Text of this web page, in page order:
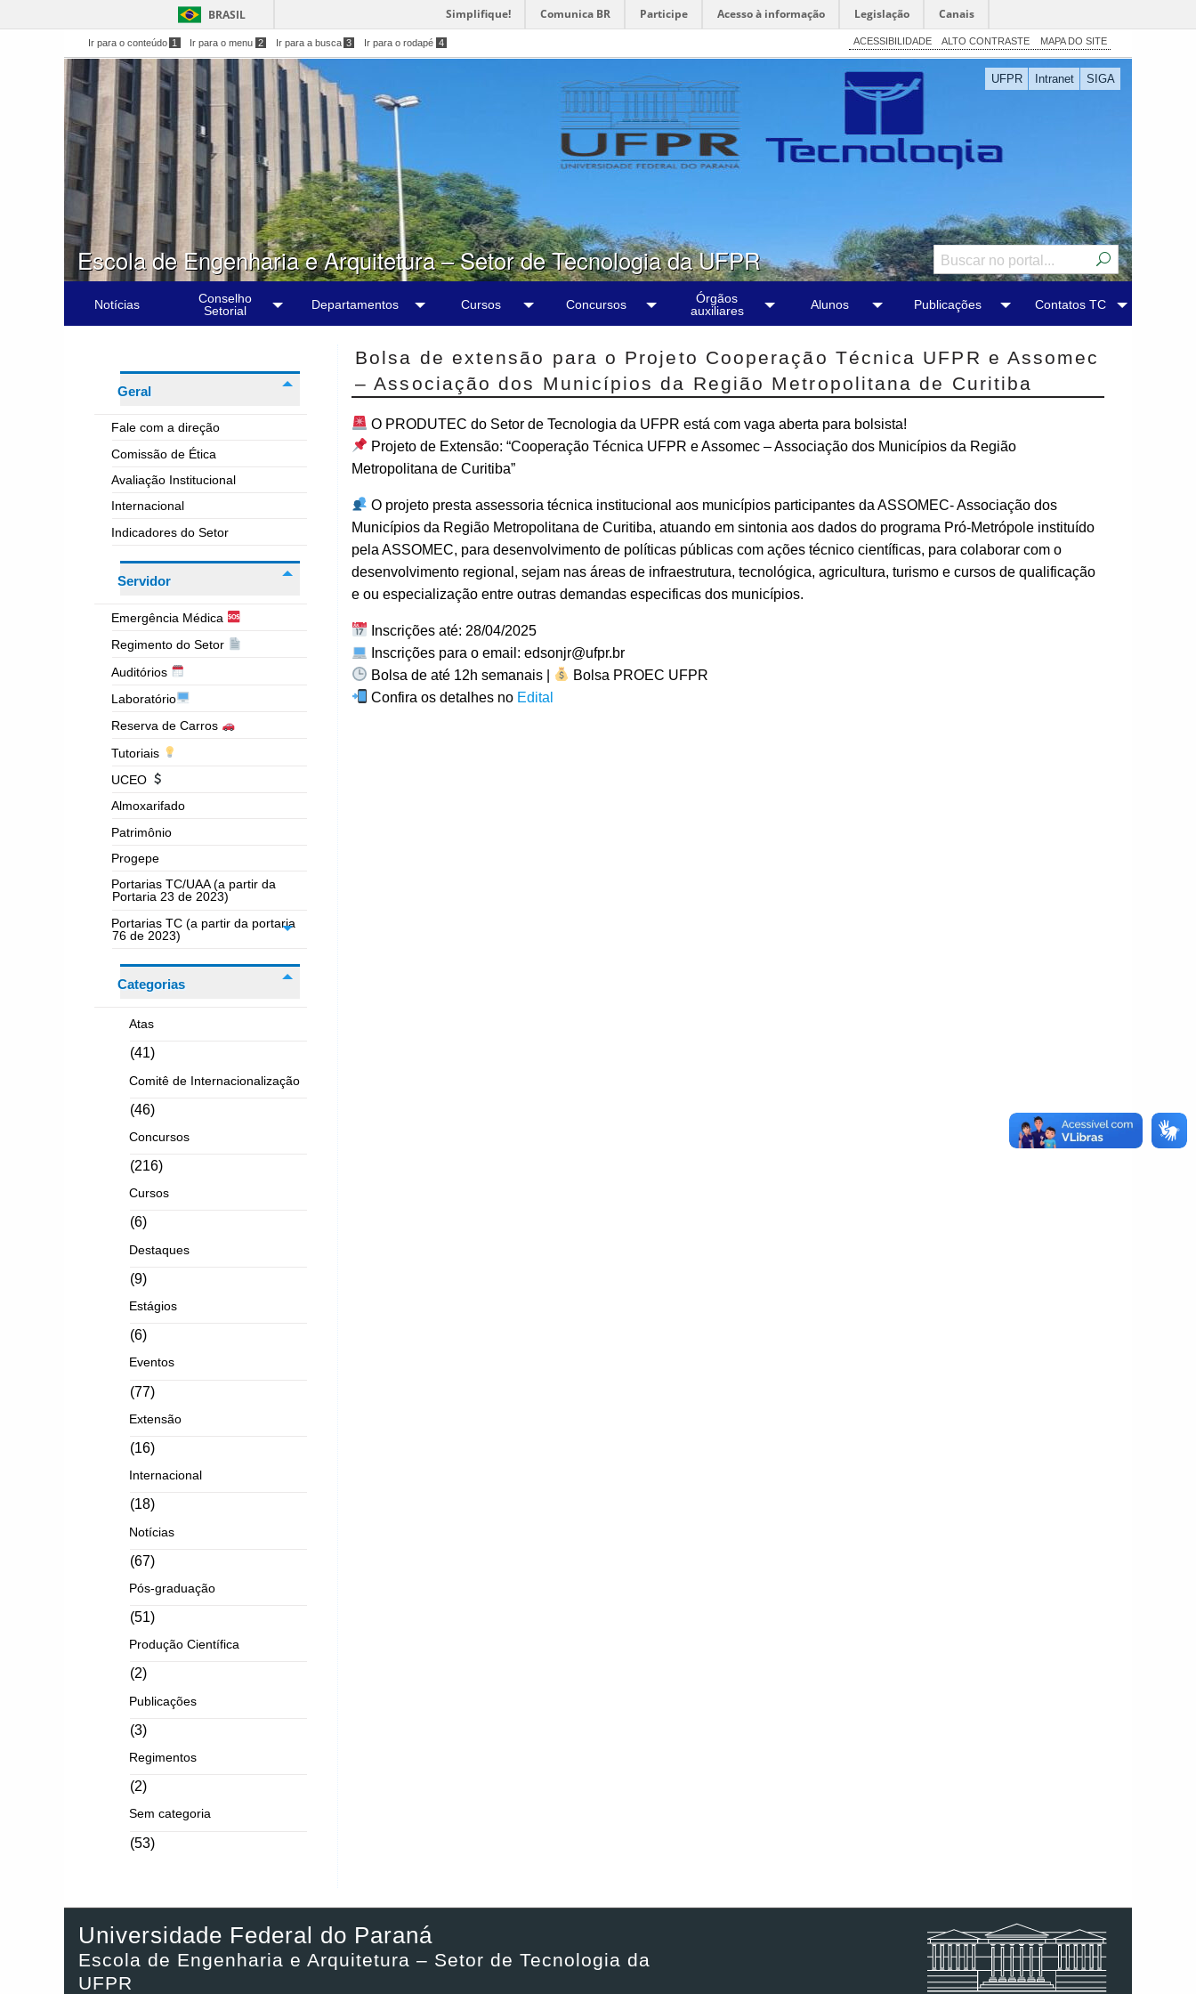
BRASIL Simplifique! Comunica BR Participe Acesso à informação Legislação Canais
Ir para o conteúdo 1 Ir para o menu 2 Ir para a busca 3 Ir para o rodapé 4 ACESSIBILIDADE ALTO CONTRASTE MAPA DO SITE
UFPR Intranet SIGA
Escola de Engenharia e Arquitetura – Setor de Tecnologia da UFPR
Notícias
Conselho
Setorial
Departamentos Cursos Concursos
Órgãos
auxiliares
Alunos Publicações Contatos TC
Geral
Fale com a direção
Comissão de Ética
Avaliação Institucional
Internacional
Indicadores do Setor
Servidor
Emergência Médica
Regimento do Setor
Auditórios
Laboratório
Reserva de Carros
Tutoriais
UCEO
Almoxarifado
Patrimônio
Progepe
Portarias TC/UAA (a partir da
Portaria 23 de 2023)
Portarias TC (a partir da portaria
76 de 2023)
Categorias
Atas
(41)
Comitê de Internacionalização
(46)
Concursos
(216)
Cursos
(6)
Destaques
(9)
Estágios
(6)
Eventos
(77)
Extensão
(16)
Internacional
(18)
Notícias
(67)
Pós-graduação
(51)
Produção Científica
(2)
Publicações
(3)
Regimentos
(2)
Sem categoria
(53)
Bolsa de extensão para o Projeto Cooperação Técnica UFPR e Assomec
– Associação dos Municípios da Região Metropolitana de Curitiba
O PRODUTEC do Setor de Tecnologia da UFPR está com vaga aberta para bolsista!
Projeto de Extensão: “Cooperação Técnica UFPR e Assomec – Associação dos Municípios da Região
Metropolitana de Curitiba”
O projeto presta assessoria técnica institucional aos municípios participantes da ASSOMEC- Associação dos
Municípios da Região Metropolitana de Curitiba, atuando em sintonia aos dados do programa Pró-Metrópole instituído
pela ASSOMEC, para desenvolvimento de políticas públicas com ações técnico científicas, para colaborar com o
desenvolvimento regional, sejam nas áreas de infraestrutura, tecnológica, agricultura, turismo e cursos de qualificação
e ou especialização entre outras demandas especificas dos municípios.
Inscrições até: 28/04/2025
Inscrições para o email: edsonjr@ufpr.br
Bolsa de até 12h semanais |
Bolsa PROEC UFPR
Confira os detalhes no Edital
Universidade Federal do Paraná
Escola de Engenharia e Arquitetura – Setor de Tecnologia da
UFPR